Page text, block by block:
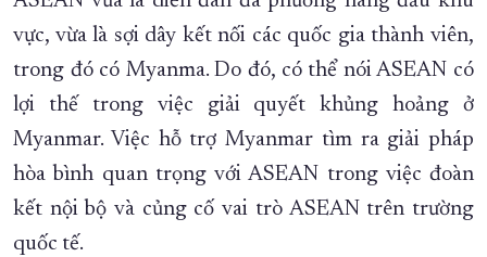
vực, vừa là sợi dây kết nối các quốc gia thành viên,
trong đó có Myanma. Do đó, có thể nói ASEAN có
lợi thế trong việc giải quyết khủng hoảng ở
Myanmar. Việc hỗ trợ Myanmar tìm ra giải pháp
hòa bình quan trọng với ASEAN trong việc đoàn
kết nội bộ và củng cố vai trò ASEAN trên trường
quốc tế.